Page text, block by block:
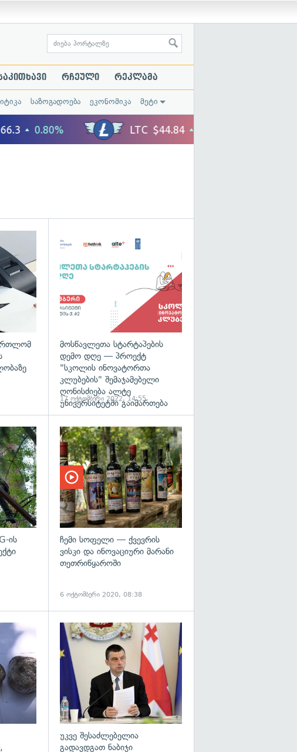
რჩეული რეკლამა
საზოგადოება ეკონომიკა მეტი
გადახედვა
მოსწავლეთა სტარტაპების
დემო დღე — პროექტ
"სკოლის ინოვატორთა
კლუბების" შემაჯამებელი
ღონისძიება ალტე
უნივერსიტეტში გაიმართება
17 ოქტომბერი 2022, 14:55
ის
ჩემი სოფელი — ქვევრის
ვისკი და ინოვაციური მარანი
თეთრიწყაროში
6 ოქტომბერი 2020, 08:38
გადახედვა
უკვე შესაძლებელია
გადავდგათ ნაბიჯი